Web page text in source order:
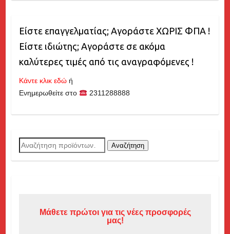
Είστε επαγγελματίας; Αγοράστε ΧΩΡΙΣ ΦΠΑ !
Είστε ιδιώτης; Αγοράστε σε ακόμα
καλύτερες τιμές από τις αναγραφόμενες !
Κάντε κλικ εδώή
Ενημερωθείτε στο
2311288888
Αναζήτηση
για:
Αναζήτηση
Μάθετε πρώτοι για τις νέες προσφορές
μας!